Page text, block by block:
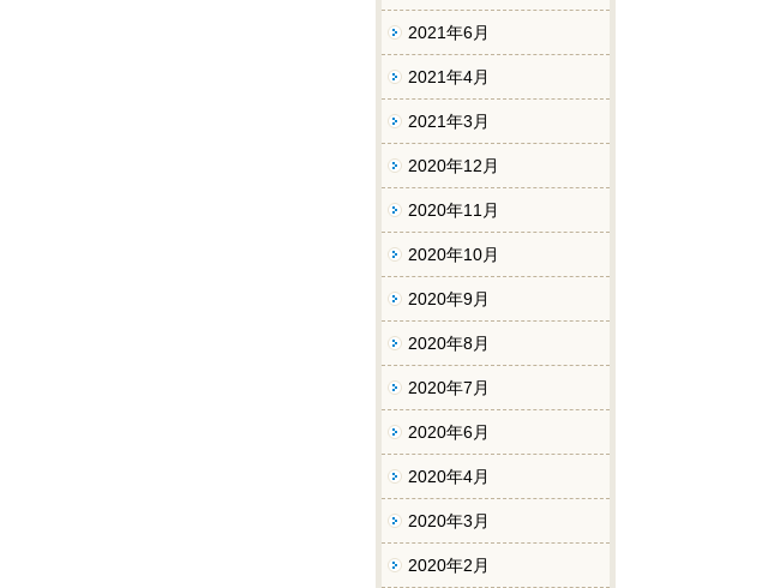
2021年6月
2021年4月
2021年3月
2020年12月
2020年11月
2020年10月
2020年9月
2020年8月
2020年7月
2020年6月
2020年4月
2020年3月
2020年2月